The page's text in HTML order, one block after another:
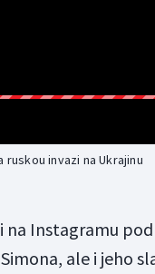
invazi na Ukrajinu
na Instagramu
ale i jeho